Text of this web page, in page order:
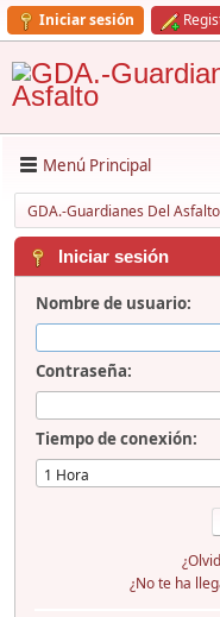
Iniciar sesión
Menú Principal
GDA.-Guardianes Del Asfalto
Iniciar sesión
Nombre de usuario:
Contraseña:
Tiempo de conexión:
¿No te ha